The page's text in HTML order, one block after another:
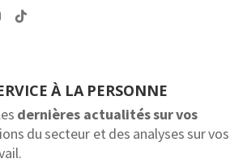
À LA PERSONNE
dernières actualités sur vos
du secteur et des analyses sur vos